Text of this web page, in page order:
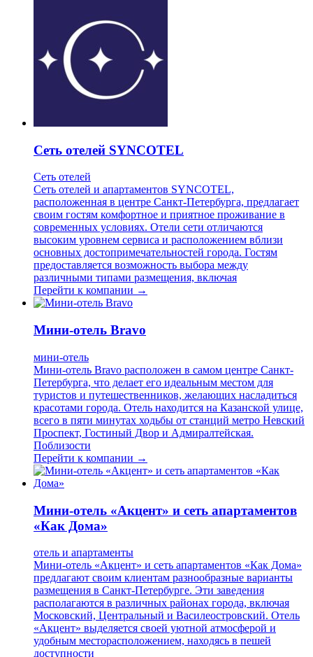
Сеть отелей SYNCOTEL
Сеть отелей
Сеть отелей и апартаментов SYNCOTEL,
расположенная в центре Санкт-Петербурга, предлагает
своим гостям комфортное и приятное проживание в
современных условиях. Отели сети отличаются
высоким уровнем сервиса и расположением вблизи
основных достопримечательностей города. Гостям
предоставляется возможность выбора между
различными типами размещения, включая
Перейти к компании →
Мини-отель Bravo
мини-отель
Мини-отель Bravo расположен в самом центре Санкт-
Петербурга, что делает его идеальным местом для
туристов и путешественников, желающих насладиться
красотами города. Отель находится на Казанской улице,
всего в пяти минутах ходьбы от станций метро Невский
Проспект, Гостиный Двор и Адмиралтейская.
Поблизости
Перейти к компании →
Мини-отель «Акцент» и сеть апартаментов
«Как Дома»
отель и апартаменты
Мини-отель «Акцент» и сеть апартаментов «Как Дома»
предлагают своим клиентам разнообразные варианты
размещения в Санкт-Петербурге. Эти заведения
располагаются в различных районах города, включая
Московский, Центральный и Василеостровский. Отель
«Акцент» выделяется своей уютной атмосферой и
удобным месторасположением, находясь в пешей
доступности